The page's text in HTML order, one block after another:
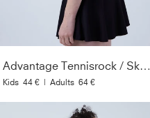
Advantage Tennisrock / Skort mit Ballhalter, schwarz
Kids 44 € | Adults 64 €